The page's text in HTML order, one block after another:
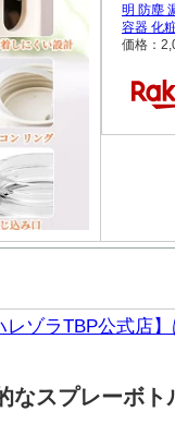
明 防塵
容器 化
価格：
ゾラTBP公式店】
なスプレーボト